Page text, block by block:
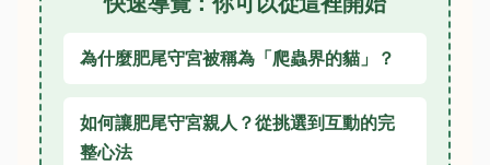
為什麼肥尾守宮被稱為「爬蟲界的貓」？
如何讓肥尾守宮親人？從挑選到互動的完
整心法